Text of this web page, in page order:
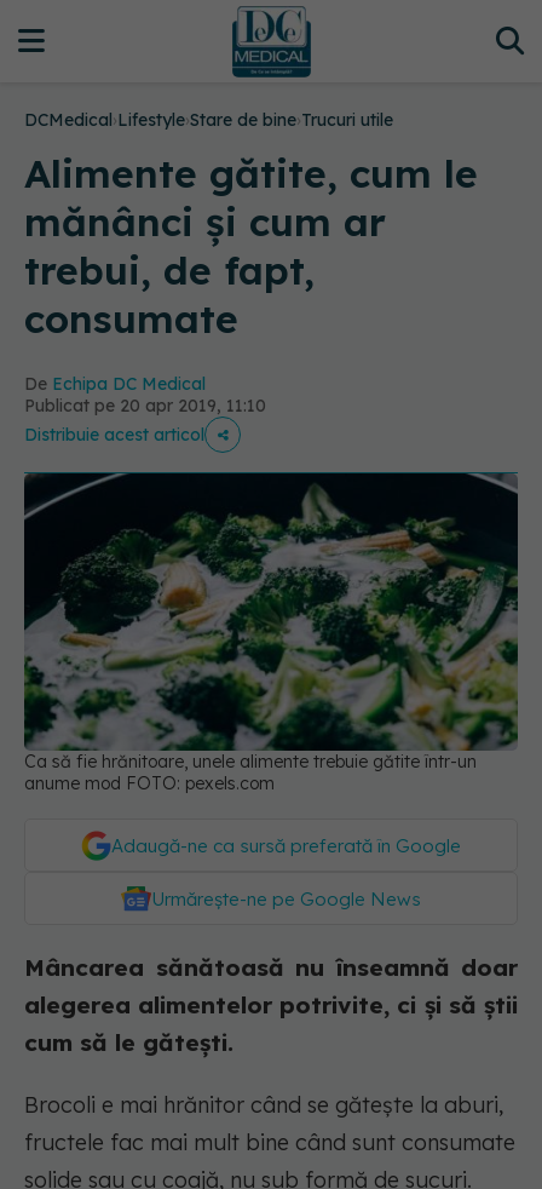
DCMedical›Lifestyle›Stare de bine›Trucuri utile
Alimente gătite, cum le
mănânci și cum ar
trebui, de fapt,
consumate
De Echipa DC Medical
Publicat pe 20 apr 2019, 11:10
Distribuie acest articol
Ca să fie hrănitoare, unele alimente trebuie gătite într-un
anume mod FOTO: pexels.com
Adaugă-ne ca sursă preferată în Google
Urmărește-ne pe Google News
Mâncarea sănătoasă nu înseamnă doar
alegerea alimentelor potrivite, ci și să știi
cum să le gătești.
Brocoli e mai hrănitor când se gătește la aburi,
fructele fac mai mult bine când sunt consumate
solide sau cu coajă, nu sub formă de sucuri.